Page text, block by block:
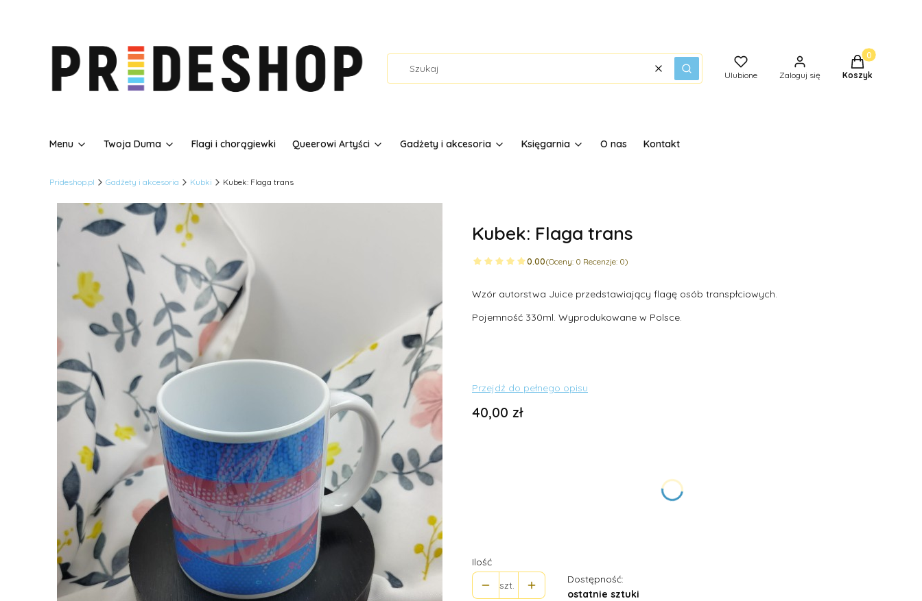
WyczyśćSzukaj Ulubione Zaloguj się
Produkty w
Koszyk
Menu Twoja Duma Flagi i chorągiewki Queerowi Artyści Gadżety i akcesoria Księgarnia O nas Kontakt
Prideshop.pl Gadżety i akcesoria Kubki Kubek: Flaga trans
Kubek: Flaga trans
0.00(Oceny: 0 Recenzje: 0)
Wzór autorstwa Juice przedstawiający flagę osób transpłciowych.
Pojemność 330ml. Wyprodukowane w Polsce.
Przejdź do pełnego opisu
Cena
40,00 zł
Ilość
szt.
Dostępność:
ostatnie sztuki